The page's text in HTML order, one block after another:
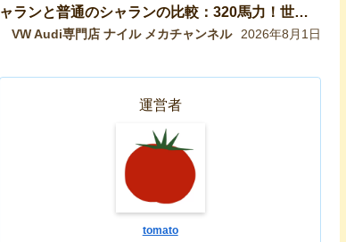
ャランと普通のシャランの比較：320馬力！世界
最速のシャランをVW専門店が生み出したので紹
VW Audi専門店 ナイル メカチャンネル 2026年8月1日
運営者
tomato